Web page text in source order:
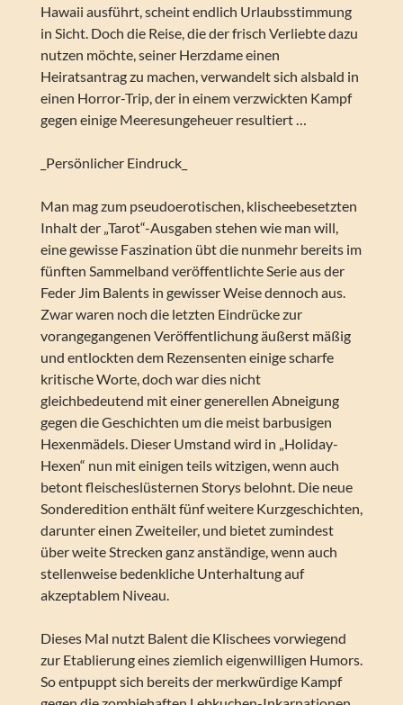
Hawaii ausführt, scheint endlich Urlaubsstimmung
in Sicht. Doch die Reise, die der frisch Verliebte dazu
nutzen möchte, seiner Herzdame einen
Heiratsantrag zu machen, verwandelt sich alsbald in
einen Horror-Trip, der in einem verzwickten Kampf
gegen einige Meeresungeheuer resultiert …
_Persönlicher Eindruck_
Man mag zum pseudoerotischen, klischeebesetzten
Inhalt der „Tarot“-Ausgaben stehen wie man will,
eine gewisse Faszination übt die nunmehr bereits im
fünften Sammelband veröffentlichte Serie aus der
Feder Jim Balents in gewisser Weise dennoch aus.
Zwar waren noch die letzten Eindrücke zur
vorangegangenen Veröffentlichung äußerst mäßig
und entlockten dem Rezensenten einige scharfe
kritische Worte, doch war dies nicht
gleichbedeutend mit einer generellen Abneigung
gegen die Geschichten um die meist barbusigen
Hexenmädels. Dieser Umstand wird in „Holiday-
Hexen“ nun mit einigen teils witzigen, wenn auch
betont fleischeslüsternen Storys belohnt. Die neue
Sonderedition enthält fünf weitere Kurzgeschichten,
darunter einen Zweiteiler, und bietet zumindest
über weite Strecken ganz anständige, wenn auch
stellenweise bedenkliche Unterhaltung auf
akzeptablem Niveau.
Dieses Mal nutzt Balent die Klischees vorwiegend
zur Etablierung eines ziemlich eigenwilligen Humors.
So entpuppt sich bereits der merkwürdige Kampf